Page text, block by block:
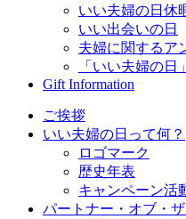
いい夫婦の日休
いい出会いの日
夫婦に関するア
「いい夫婦の日
Gift Information
ご挨拶
いい夫婦の日って何？
ロゴマーク
歴史年表
キャンペーン活
パートナー・オブ・